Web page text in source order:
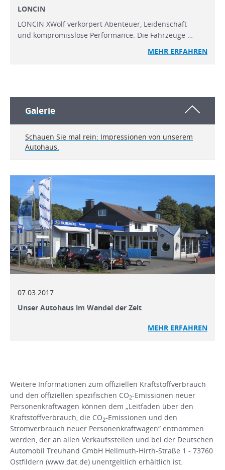
LONCIN
LONCIN XWolf verkörpert Abenteuer, Leidenschaft
und kompromisslose Performance. Die Fahrzeuge …
MEHR ERFAHREN
Galerie
Schauen Sie mal rein: Impressionen von unserem
Autohaus.
07.03.2017
Unser Autohaus im Wandel der Zeit
MEHR ERFAHREN
Weitere Informationen zum offiziellen Kraftstoffverbrauch
und den offiziellen spezifischen CO2-Emissionen neuer
Personenkraftwagen können dem „Leitfaden über den
Kraftstoffverbrauch, die CO2-Emissionen und den
Stromverbrauch neuer Personenkraftwagen“ entnommen
werden, der an allen Verkaufsstellen und bei der Deutschen
Automobil Treuhand GmbH Hellmuth-Hirth-Straße 1 - 73760
Ostfildern (www.dat.de) unentgeltlich erhältlich ist.